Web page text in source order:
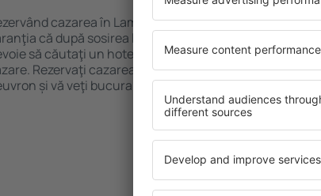
cazarea în Lamotte-Beuvron mai devreme,
că după sosirea la destinație vă puteţi relaxa, fără
să căutaţi un hotel, apartament sau altă unitate de
Rezervaţi cazarea înainte de călătoria spre
și vă veţi bucura de o călătorie liniştită.